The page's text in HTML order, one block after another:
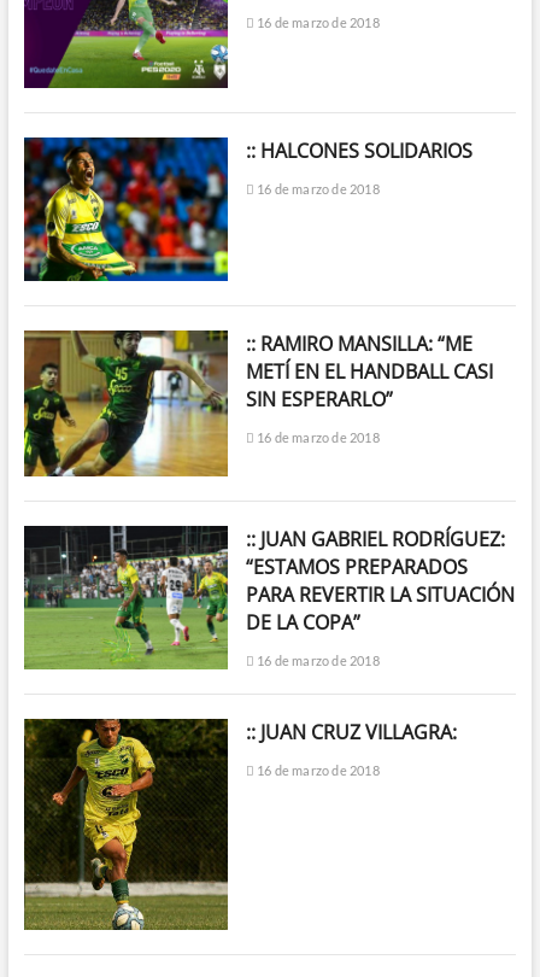
16 de marzo de 2018
:: HALCONES SOLIDARIOS
16 de marzo de 2018
:: RAMIRO MANSILLA: “ME
METÍ EN EL HANDBALL CASI
SIN ESPERARLO”
16 de marzo de 2018
:: JUAN GABRIEL RODRÍGUEZ:
“ESTAMOS PREPARADOS
PARA REVERTIR LA SITUACIÓN
DE LA COPA”
16 de marzo de 2018
:: JUAN CRUZ VILLAGRA:
16 de marzo de 2018